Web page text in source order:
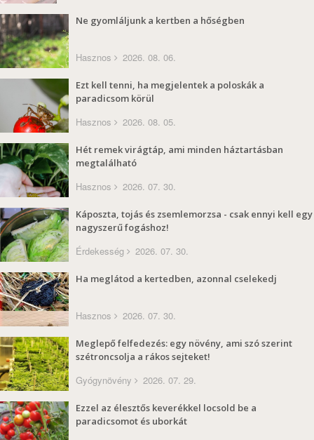
Ne gyomláljunk a kertben a hőségben
Hasznos 2026. 08. 06.
Ezt kell tenni, ha megjelentek a poloskák a
paradicsom körül
Hasznos 2026. 08. 05.
Hét remek virágtáp, ami minden háztartásban
megtalálható
Hasznos 2026. 07. 30.
Káposzta, tojás és zsemlemorzsa - csak ennyi kell egy
nagyszerű fogáshoz!
Érdekesség 2026. 07. 30.
Ha meglátod a kertedben, azonnal cselekedj
Hasznos 2026. 07. 30.
Meglepő felfedezés: egy növény, ami szó szerint
szétroncsolja a rákos sejteket!
Gyógynövény 2026. 07. 29.
Ezzel az élesztős keverékkel locsold be a
paradicsomot és uborkát